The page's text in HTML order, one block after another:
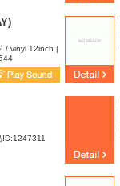
/ vinyl 12inch |
ID:1247311